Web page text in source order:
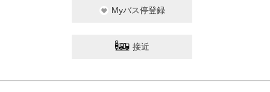
Myバス停登録
接近